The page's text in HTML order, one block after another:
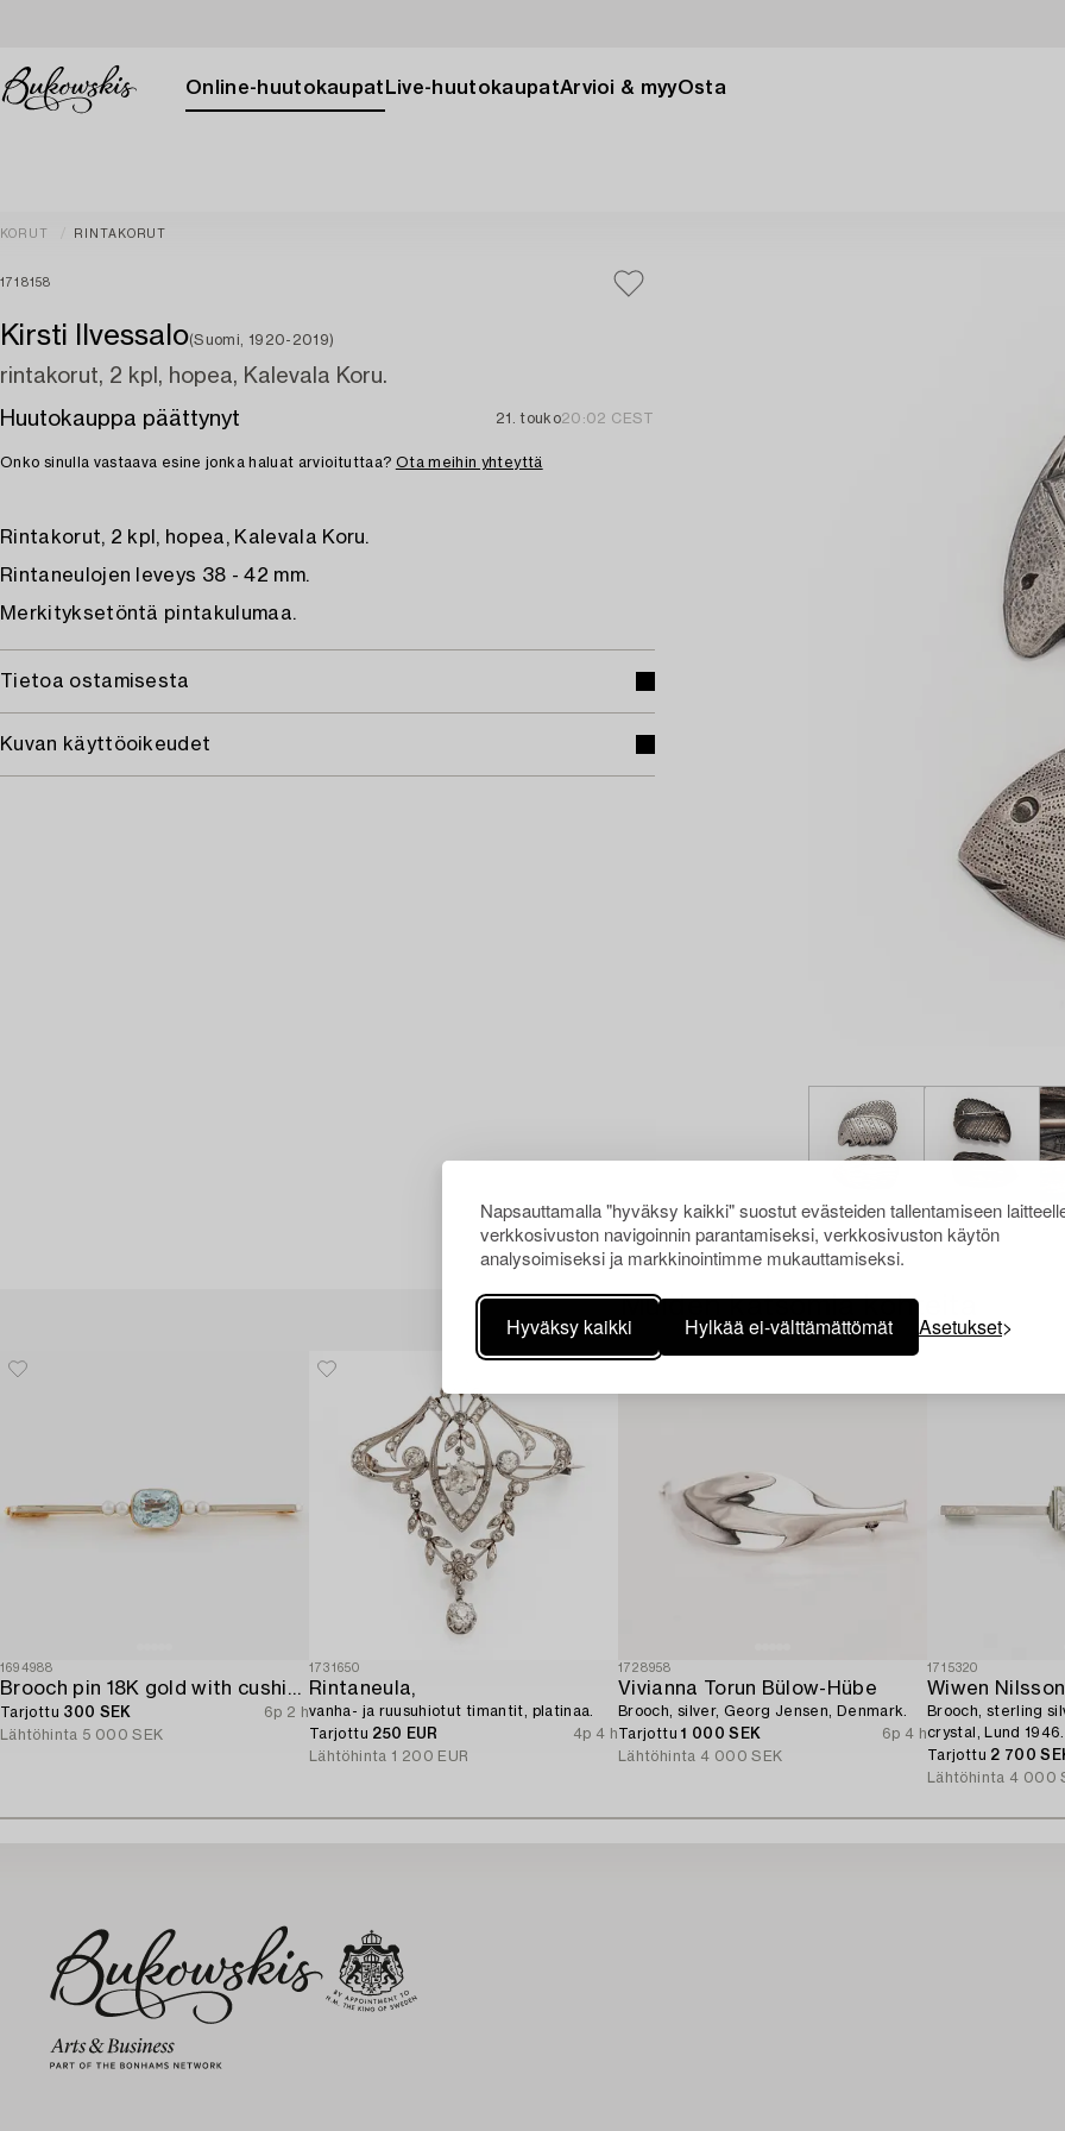
Napsauttamalla "hyväksy kaikki" suostut evästeiden tallentamiseen
verkkosivuston navigoinnin parantamiseksi, verkkosivuston käytön
analysoimiseksi ja markkinointimme mukauttamiseksi.
Hyväksy kaikki Hylkää ei-välttämättömät Asetukset
Online-huutokaupat Live-huutokaupatArvioi & myyOsta
KORUT RINTAKORUT
1718158
Kirsti Ilvessalo(Suomi, 1920-2019)
rintakorut, 2 kpl, hopea, Kalevala Koru.
Huutokauppa päättynyt
21. touko20:02 CEST
Onko sinulla vastaava esine jonka haluat arvioituttaa? Ota meihin yhteyttä
Rintakorut, 2 kpl, hopea, Kalevala Koru.
Rintaneulojen leveys 38 - 42 mm.
Merkityksetöntä pintakulumaa.
Tietoa ostamisesta
Kuvan käyttöoikeudet
Muiden katsomia kohteita
1694988
Brooch pin 18K gold with cushion-cut aquamarine and seed pearls.
Tarjottu 300 SEK
6p 2 h
Lähtöhinta 5 000 SEK
1731650
Rintaneula,
vanha- ja ruusuhiotut timantit, platinaa.
Tarjottu 250 EUR
4p 4 h
Lähtöhinta 1 200 EUR
1728958
Vivianna Torun Bülow-Hübe
Brooch, silver, Georg Jensen, Denmark.
Tarjottu1 000 SEK
6p 4 h
Lähtöhinta 4 000 SEK
1715320
Wiwen Nilsson
Brooch, sterling
crystal, Lund 1946.
Tarjottu 2 700
Lähtöhinta 4 000